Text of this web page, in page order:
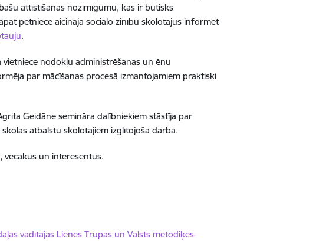
attīstīšanas nozīmīgumu, kas ir būtisks
pētniece aicināja sociālo zinību skolotājus informēt
.
nodokļu administrēšanas un ēnu
par mācīšanas procesā izmantojamiem praktiski
Geidāne semināra dalībniekiem stāstīja par
atbalstu skolotājiem izglītojošā darbā.
vecākus un interesentus.
vadītājas Lienes Trūpas un Valsts metodiķes-